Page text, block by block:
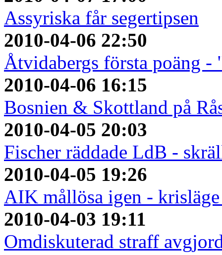
Assyriska får segertipsen
2010-04-06 22:50
Åtvidabergs första poäng
2010-04-06 16:15
Bosnien & Skottland på
2010-04-05 20:03
Fischer räddade LdB -
2010-04-05 19:26
AIK mållösa igen - krisläge
2010-04-03 19:11
Omdiskuterad straff